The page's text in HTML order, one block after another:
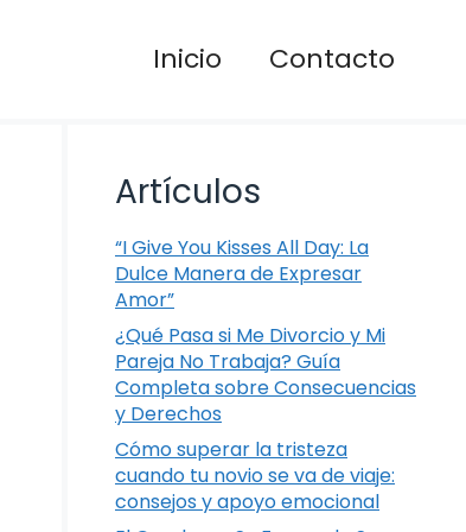
Inicio Contacto
Artículos
“I Give You Kisses All Day: La
Dulce Manera de Expresar
Amor”
¿Qué Pasa si Me Divorcio y Mi
Pareja No Trabaja? Guía
Completa sobre Consecuencias
y Derechos
Cómo superar la tristeza
cuando tu novio se va de viaje:
consejos y apoyo emocional